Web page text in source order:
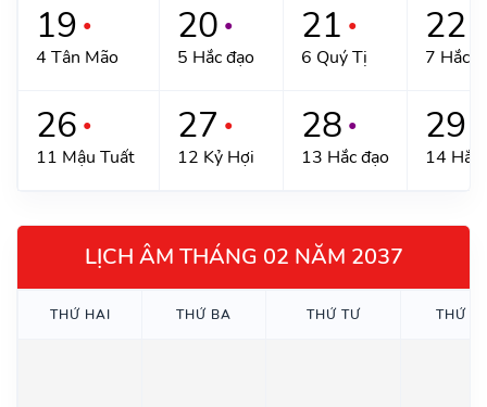
19 ●
4 Tân Mão
20 ●
5 Hắc đạo
21 ●
6 Quý Tị
22
7 Hắc
26 ●
11 Mậu Tuất
27 ●
12 Kỷ Hợi
28 ●
13 Hắc đạo
29
14 Hắc
LỊCH ÂM THÁNG 02 NĂM 2037
THỨ HAI THỨ BA THỨ TƯ THỨ